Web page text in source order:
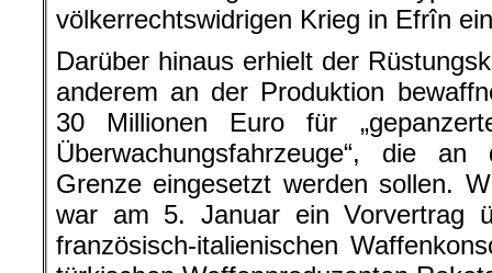
war am 5. Januar ein Vorvertrag
französisch-italienischen
türkischen Waffenproduzenten
der Produktion von
türkischen Regimechefs in
Millionen Euro aus dem EU-
niederländisches Unternehmen, das
die Türkei herstellte.